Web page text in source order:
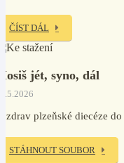
ČÍST DÁL
jét, syno, dál
plzeňské diecéze
STÁHNOUT SOUBOR